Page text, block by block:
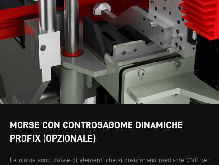
MORSE CON CONTROSAGOME DINAMICHE
PROFIX (OPZIONALE)
Le morse sono dotate di elementi che si posizionano mediante CNC per